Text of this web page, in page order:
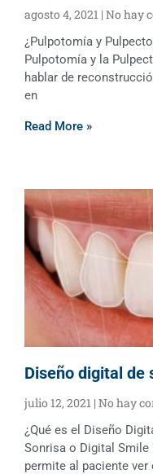
agosto 4, 2021 No hay
¿Pulpotomía y
Pulpotomía y la
hablar de
en
Read More »
Diseño digital de
julio 12, 2021 No hay
¿Qué es el Diseño
Sonrisa o Digital Smile
permite al paciente ver